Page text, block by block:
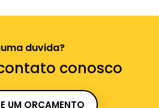
duvida?
conosco
UM ORÇAMENTO